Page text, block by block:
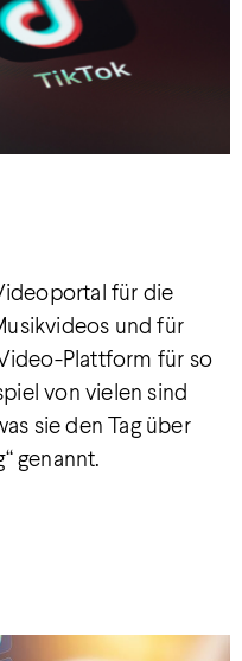
für die
und für
Plattform für so
von vielen sind
sie den Tag über
genannt.